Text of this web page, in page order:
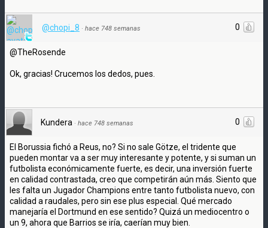
0
@chopi_8 · hace 748 semanas
@TheRosende
Ok, gracias! Crucemos los dedos, pues.
0
Kundera · hace 748 semanas
El Borussia fichó a Reus, no? Si no sale Götze, el tridente que
pueden montar va a ser muy interesante y potente, y si suman un
futbolista económicamente fuerte, es decir, una inversión fuerte
en calidad contrastada, creo que competirán aún más. Siento que
les falta un Jugador Champions entre tanto futbolista nuevo, con
calidad a raudales, pero sin ese plus especial. Qué mercado
manejaría el Dortmund en ese sentido? Quizá un mediocentro o
un 9, ahora que Barrios se iría, caerían muy bien.